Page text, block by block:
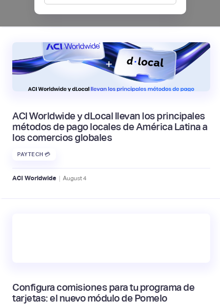
August6
ACI Worldwide y dLocal llevan los principales
métodos de pago locales de América Latina a
los comercios globales
PAYTECH 💳
ACI Worldwide | August4
Configura comisiones para tu programa de
tarjetas: el nuevo módulo de Pomelo